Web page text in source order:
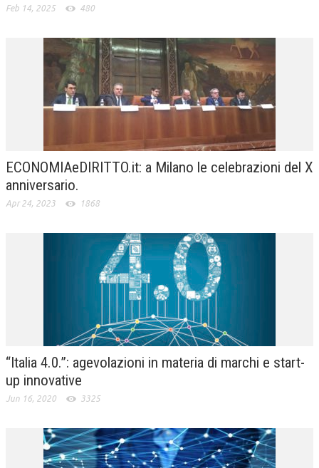
Feb 14, 2025 480
ECONOMIAeDIRITTO.it: a Milano le celebrazioni del X
anniversario.
Apr 24, 2023 1868
“Italia 4.0.”: agevolazioni in materia di marchi e start-
up innovative
Jun 16, 2020 3325